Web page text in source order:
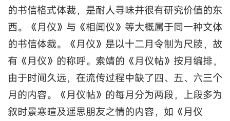
的书信格式体裁，是耐人寻味并很有研究价值的东
西。《月仪》与《相闻仪》等大概属于同一种文体
的书信体裁。《月仪》是以十二月令制为尺牍，故
有《月仪》的称呼。索靖的《月仪帖》按月编排，
由于时间久远，在流传过程中缺了四、五、六三个
月的内容。《月仪帖》的每月分为两段，上段多为
叙时景寒暄及遥思朋友之情的内容，如《月仪